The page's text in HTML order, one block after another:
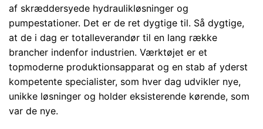
af skræddersyede hydraulikløsninger og
pumpestationer. Det er de ret dygtige til. Så dygtige,
at de i dag er totalleverandør til en lang række
brancher indenfor industrien. Værktøjet er et
topmoderne produktionsapparat og en stab af yderst
kompetente specialister, som hver dag udvikler nye,
unikke løsninger og holder eksisterende kørende, som
var de nye.